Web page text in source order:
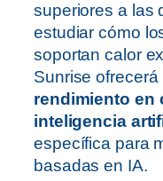
superiores a las
estudiar cómo
soportan calor
Sunrise ofrecerá
rendimiento en
inteligencia
específica para
basadas en IA.